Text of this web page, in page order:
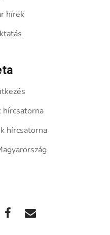
hírek
hírcsatorna
hírcsatorna